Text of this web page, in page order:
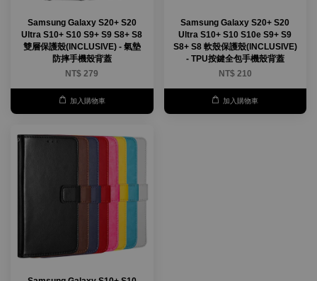
Samsung Galaxy S20+ S20
Ultra S10+ S10 S9+ S9 S8+ S8
雙層保護殼(INCLUSIVE) - 氣墊
防摔手機殼背蓋
NT$ 279
加入購物車
Samsung Galaxy S20+ S20
Ultra S10+ S10 S10e S9+ S9
S8+ S8 軟殼保護殼(INCLUSIVE)
- TPU按鍵全包手機殼背蓋
NT$ 210
加入購物車